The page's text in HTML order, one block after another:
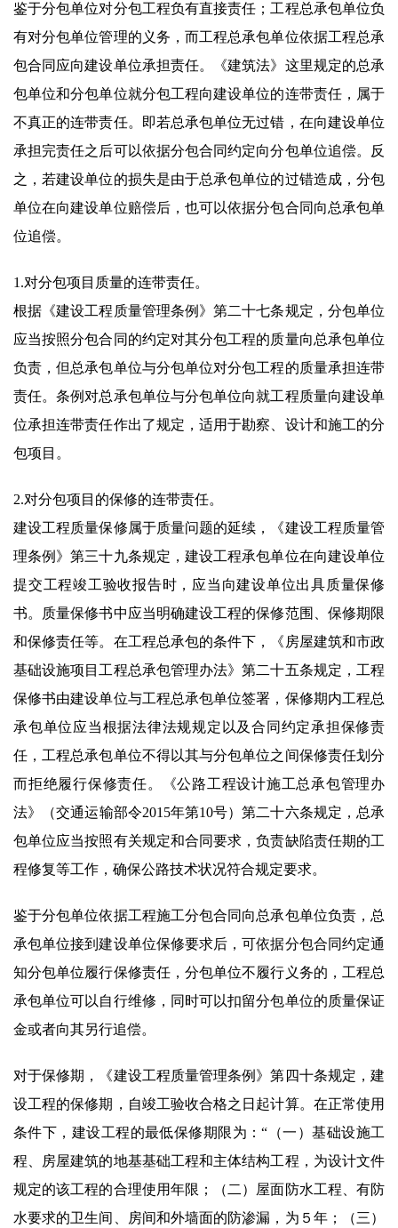
鉴于分包单位对分包工程负有直接责任；工程总承包单位负
有对分包单位管理的义务，而工程总承包单位依据工程总承
包合同应向建设单位承担责任。《建筑法》这里规定的总承
包单位和分包单位就分包工程向建设单位的连带责任，属于
不真正的连带责任。即若总承包单位无过错，在向建设单位
承担完责任之后可以依据分包合同约定向分包单位追偿。反
之，若建设单位的损失是由于总承包单位的过错造成，分包
单位在向建设单位赔偿后，也可以依据分包合同向总承包单
位追偿。
1.对分包项目质量的连带责任。
根据《建设工程质量管理条例》第二十七条规定，分包单位
应当按照分包合同的约定对其分包工程的质量向总承包单位
负责，但总承包单位与分包单位对分包工程的质量承担连带
责任。条例对总承包单位与分包单位向就工程质量向建设单
位承担连带责任作出了规定，适用于勘察、设计和施工的分
包项目。
2.对分包项目的保修的连带责任。
建设工程质量保修属于质量问题的延续，《建设工程质量管
理条例》第三十九条规定，建设工程承包单位在向建设单位
提交工程竣工验收报告时，应当向建设单位出具质量保修
书。质量保修书中应当明确建设工程的保修范围、保修期限
和保修责任等。在工程总承包的条件下，《房屋建筑和市政
基础设施项目工程总承包管理办法》第二十五条规定，工程
保修书由建设单位与工程总承包单位签署，保修期内工程总
承包单位应当根据法律法规规定以及合同约定承担保修责
任，工程总承包单位不得以其与分包单位之间保修责任划分
而拒绝履行保修责任。《公路工程设计施工总承包管理办
法》（交通运输部令2015年第10号）第二十六条规定，总承
包单位应当按照有关规定和合同要求，负责缺陷责任期的工
程修复等工作，确保公路技术状况符合规定要求。
鉴于分包单位依据工程施工分包合同向总承包单位负责，总
承包单位接到建设单位保修要求后，可依据分包合同约定通
知分包单位履行保修责任，分包单位不履行义务的，工程总
承包单位可以自行维修，同时可以扣留分包单位的质量保证
金或者向其另行追偿。
对于保修期，《建设工程质量管理条例》第四十条规定，建
设工程的保修期，自竣工验收合格之日起计算。在正常使用
条件下，建设工程的最低保修期限为：“（一）基础设施工
程、房屋建筑的地基基础工程和主体结构工程，为设计文件
规定的该工程的合理使用年限；（二）屋面防水工程、有防
水要求的卫生间、房间和外墙面的防渗漏，为５年；（三）